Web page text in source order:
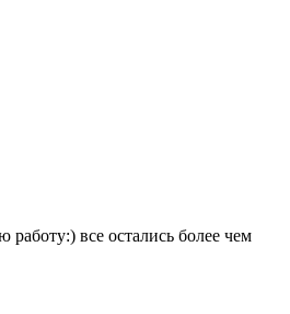
все остались более чем